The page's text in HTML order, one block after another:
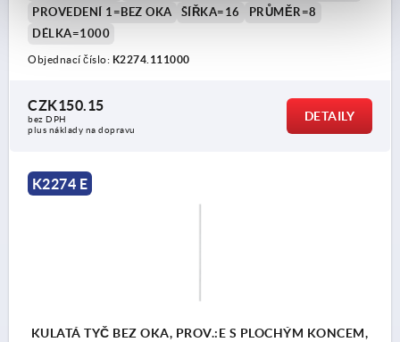
PROVEDENÍ 1=BEZ OKA
ŠÍŘKA=16
PRŮMĚR=8
DÉLKA=1000
Objednací číslo: K2274.111000
CZK150.15
bez DPH
plus náklady na dopravu
DETAILY
K2274 E
KULATÁ TYČ BEZ OKA, PROV.:E S PLOCHÝM KONCEM,